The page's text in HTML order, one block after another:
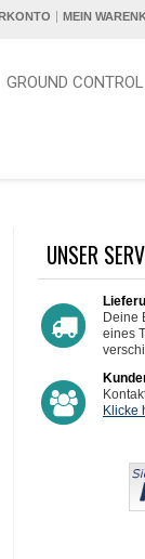
MEIN
GROUND CONTROL
UNSER
Deine
eines
Klicke